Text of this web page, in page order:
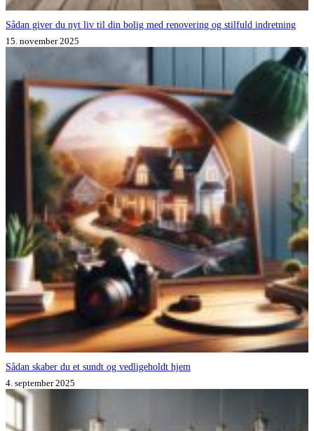
Sådan giver du nyt liv til din bolig med renovering og stilfuld indretning
15. november 2025
Sådan skaber du et sundt og vedligeholdt hjem
4. september 2025